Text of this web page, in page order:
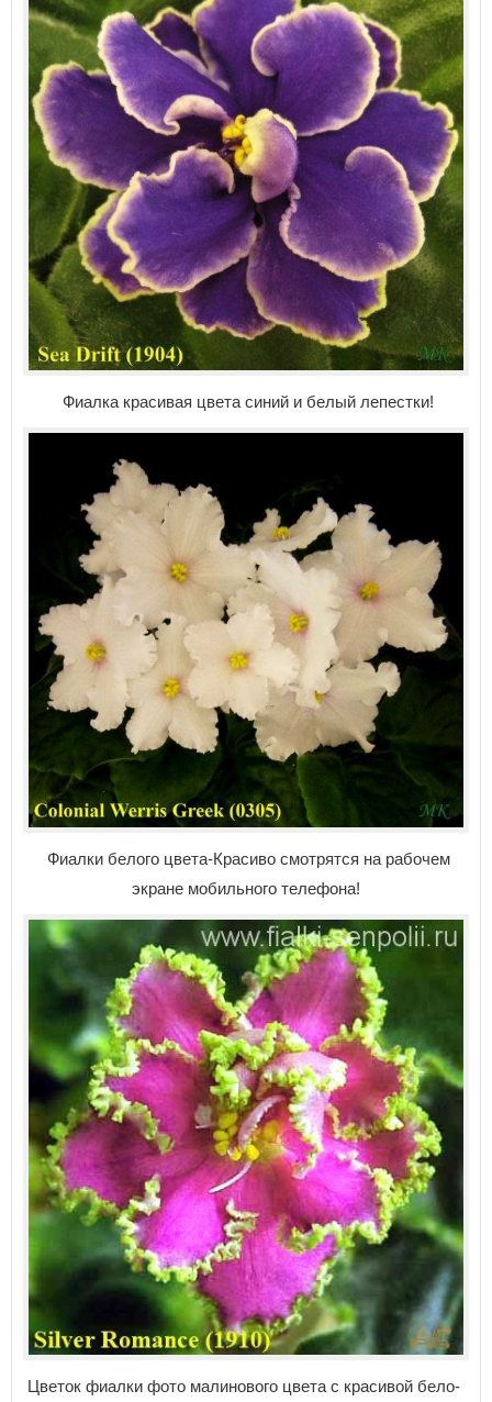
Фиалка красивая цвета синий и белый лепестки!
Фиалки белого цвета-Красиво смотрятся на рабочем
экране мобильного телефона!
Цветок фиалки фото малинового цвета с красивой бело-